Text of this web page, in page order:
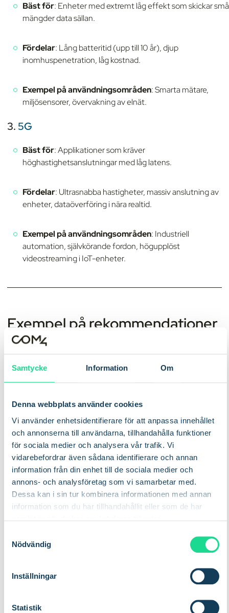
Samtycke Information Om
Denna webbplats använder cookies
Vi använder enhetsidentifierare för att anpassa innehållet
och annonserna till användarna, tillhandahålla funktioner
för sociala medier och analysera vår trafik. Vi
vidarebefordrar även sådana identifierare och annan
information från din enhet till de sociala medier och
annons- och analysföretag som vi samarbetar med.
Dessa kan i sin tur kombinera informationen med annan
information som du har tillhandahållit eller som de har
Nödvändig
Inställningar
Statistik
Bäst för: Enheter med extremt låg effekt som skickar små
mängder data sällan.
Fördelar: Lång batteritid (upp till 10 år), djup
inomhuspenetration, låg kostnad.
Exempel på användningsområden: Smarta mätare,
miljösensorer, övervakning av elnät.
3. 5G
Bäst för: Applikationer som kräver
höghastighetsanslutningar med låg latens.
Fördelar: Ultrasnabba hastigheter, massiv anslutning av
enheter, dataöverföring i nära realtid.
Exempel på användningsområden: Industriell
automation, självkörande fordon, högupplöst
videostreaming i IoT-enheter.
Exempel på rekommendationer
från verktyget
Smart mätare + batteridriven + låg datahastighet
Spårning av tillgångar + batteridriven + medelhög
datahastighet → Rekommendation: LTE-M för tillförlitlig
täckning och måttliga databehov.
Industriell automation + inkopplad + hög
datahastighet→Rekommendation: 5G för industriella
tillämpningar i realtid eller med hög genomströmning.
Vem bör använda det här